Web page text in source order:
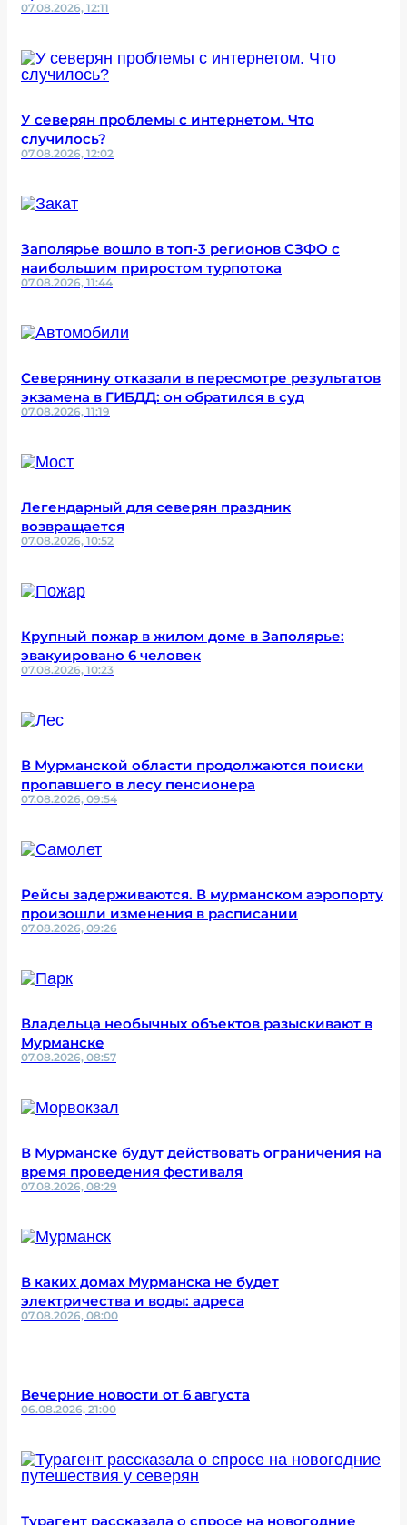
07.08.2026, 12:11
У северян проблемы с интернетом. Что
случилось?
07.08.2026, 12:02
Заполярье вошло в топ-3 регионов СЗФО с
наибольшим приростом турпотока
07.08.2026, 11:44
Северянину отказали в пересмотре результатов
экзамена в ГИБДД: он обратился в суд
07.08.2026, 11:19
Легендарный для северян праздник
возвращается
07.08.2026, 10:52
Крупный пожар в жилом доме в Заполярье:
эвакуировано 6 человек
07.08.2026, 10:23
В Мурманской области продолжаются поиски
пропавшего в лесу пенсионера
07.08.2026, 09:54
Рейсы задерживаются. В мурманском аэропорту
произошли изменения в расписании
07.08.2026, 09:26
Владельца необычных объектов разыскивают в
Мурманске
07.08.2026, 08:57
В Мурманске будут действовать ограничения на
время проведения фестиваля
07.08.2026, 08:29
В каких домах Мурманска не будет
электричества и воды: адреса
07.08.2026, 08:00
Вечерние новости от 6 августа
06.08.2026, 21:00
Турагент рассказала о спросе на новогодние